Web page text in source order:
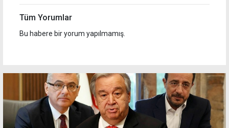
Tüm Yorumlar
Bu habere bir yorum yapılmamış.